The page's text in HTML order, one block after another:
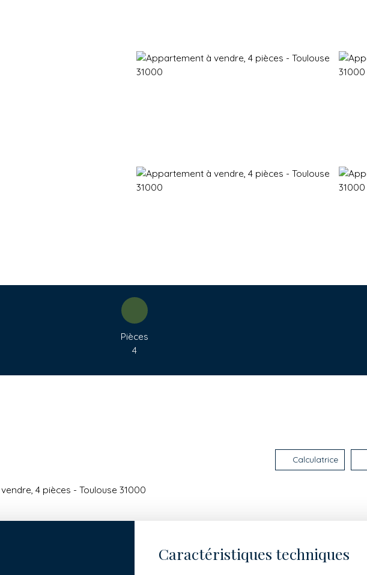
Immobilier en revente Actualités
Pièces
4
Calculatrice
4 pièces - Toulouse 31000
Caractéristiques techniques